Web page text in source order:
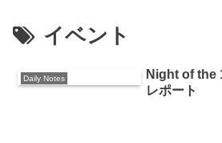
イベント
Daily Notes
Night of the
レポート